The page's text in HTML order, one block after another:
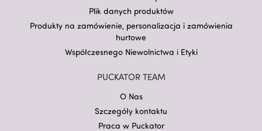
Plik danych produktów
Produkty na zamówienie, personalizacja i zamówienia
hurtowe
Współczesnego Niewolnictwa i Etyki
PUCKATOR TEAM
O Nas
Szczegóły kontaktu
Praca w Puckator